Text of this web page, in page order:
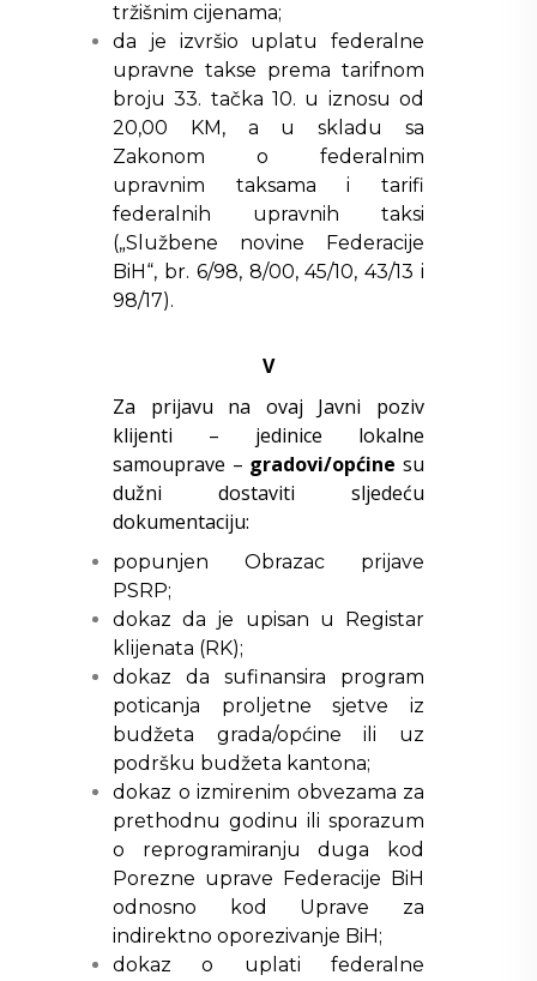
tržišnim cijenama;
da je izvršio uplatu federalne
upravne takse prema tarifnom
broju 33. tačka 10. u iznosu od
20,00 KM, a u skladu sa
Zakonom o federalnim
upravnim taksama i tarifi
federalnih upravnih taksi
(„Službene novine Federacije
BiH“, br. 6/98, 8/00, 45/10, 43/13 i
98/17).
V
Za prijavu na ovaj Javni poziv
klijenti – jedinice lokalne
samouprave – gradovi/općine su
dužni dostaviti sljedeću
dokumentaciju:
popunjen Obrazac prijave
PSRP;
dokaz da je upisan u Registar
klijenata (RK);
dokaz da sufinansira program
poticanja proljetne sjetve iz
budžeta grada/općine ili uz
podršku budžeta kantona;
dokaz o izmirenim obvezama za
prethodnu godinu ili sporazum
o reprogramiranju duga kod
Porezne uprave Federacije BiH
odnosno kod Uprave za
indirektno oporezivanje BiH;
dokaz o uplati federalne